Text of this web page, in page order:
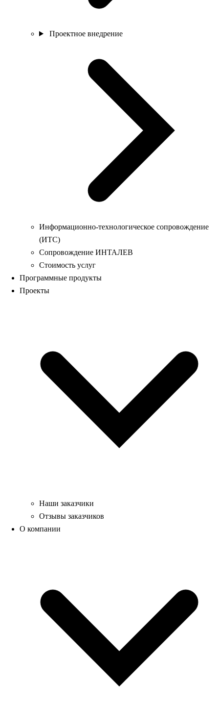
Проектное внедрение
Информационно-технологическое сопровождение
(ИТС)
Сопровождение ИНТАЛЕВ
Стоимость услуг
Программные продукты
Проекты
Наши заказчики
Отзывы заказчиков
О компании